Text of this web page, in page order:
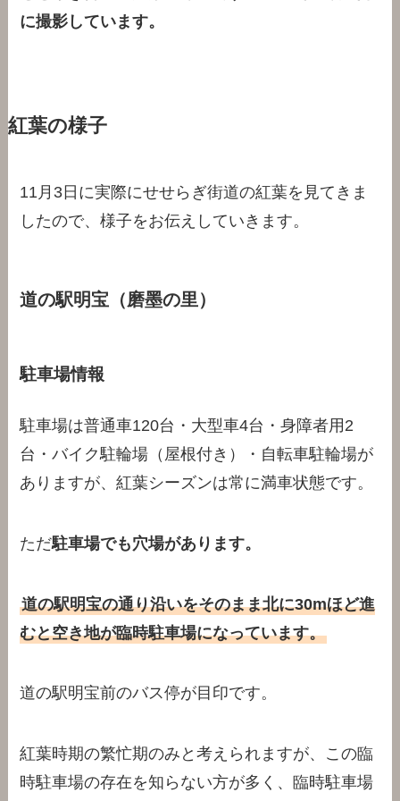
に撮影しています。
紅葉の様子
11月3日に実際にせせらぎ街道の紅葉を見てきま
したので、様子をお伝えしていきます。
道の駅明宝（磨墨の里）
駐車場情報
駐車場は普通車120台・大型車4台・身障者用2
台・バイク駐輪場（屋根付き）・自転車駐輪場が
ありますが、紅葉シーズンは常に満車状態です。
ただ駐車場でも穴場があります。
道の駅明宝の通り沿いをそのまま北に30mほど進
むと空き地が臨時駐車場になっています。
道の駅明宝前のバス停が目印です。
紅葉時期の繁忙期のみと考えられますが、この臨
時駐車場の存在を知らない方が多く、臨時駐車場